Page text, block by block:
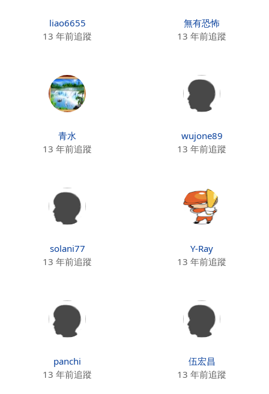
liao6655
13 年前追蹤
無有恐怖
13 年前追蹤
青水
13 年前追蹤
wujone89
13 年前追蹤
solani77
13 年前追蹤
Y-Ray
13 年前追蹤
panchi
13 年前追蹤
伍宏昌
13 年前追蹤